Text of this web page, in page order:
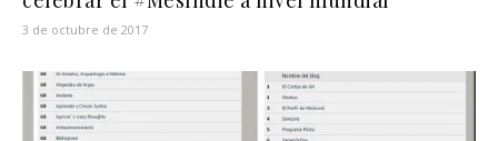
3 de octubre de 2017